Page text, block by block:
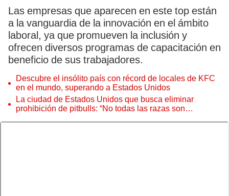
Las empresas que aparecen en este top están
a la vanguardia de la innovación en el ámbito
laboral, ya que promueven la inclusión y
ofrecen diversos programas de capacitación en
beneficio de sus trabajadores.
Descubre el insólito país con récord de locales de KFC
en el mundo, superando a Estados Unidos
La ciudad de Estados Unidos que busca eliminar
prohibición de pitbulls: “No todas las razas son